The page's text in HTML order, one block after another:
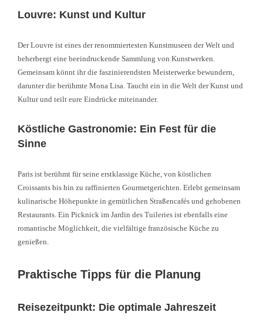
Louvre: Kunst und Kultur
Der Louvre ist eines der renommiertesten Kunstmuseen der Welt und
beherbergt eine beeindruckende Sammlung von Kunstwerken.
Gemeinsam könnt ihr die faszinierendsten Meisterwerke bewundern,
darunter die berühmte Mona Lisa. Taucht ein in die Welt der Kunst und
Kultur und teilt eure Eindrücke miteinander.
Köstliche Gastronomie: Ein Fest für die
Sinne
Paris ist berühmt für seine erstklassige Küche, von köstlichen
Croissants bis hin zu raffinierten Gourmetgerichten. Erlebt gemeinsam
kulinarische Höhepunkte in gemütlichen Straßencafés und gehobenen
Restaurants. Ein Picknick im Jardin des Tuileries ist ebenfalls eine
romantische Möglichkeit, die vielfältige französische Küche zu
genießen.
Praktische Tipps für die Planung
Reisezeitpunkt: Die optimale Jahreszeit